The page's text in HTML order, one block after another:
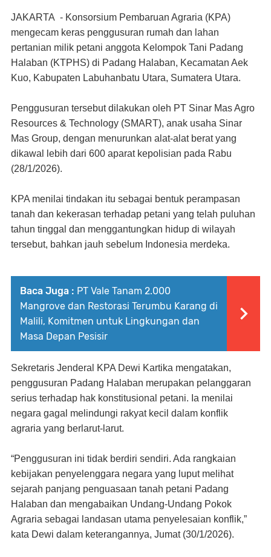
JAKARTA - Konsorsium Pembaruan Agraria (KPA)
mengecam keras penggusuran rumah dan lahan
pertanian milik petani anggota Kelompok Tani Padang
Halaban (KTPHS) di Padang Halaban, Kecamatan Aek
Kuo, Kabupaten Labuhanbatu Utara, Sumatera Utara.
Penggusuran tersebut dilakukan oleh PT Sinar Mas Agro
Resources & Technology (SMART), anak usaha Sinar
Mas Group, dengan menurunkan alat-alat berat yang
dikawal lebih dari 600 aparat kepolisian pada Rabu
(28/1/2026).
KPA menilai tindakan itu sebagai bentuk perampasan
tanah dan kekerasan terhadap petani yang telah puluhan
tahun tinggal dan menggantungkan hidup di wilayah
tersebut, bahkan jauh sebelum Indonesia merdeka.
Baca Juga : PT Vale Tanam 2.000
Mangrove dan Restorasi Terumbu Karang di
Malili, Komitmen untuk Lingkungan dan
Masa Depan Pesisir
Sekretaris Jenderal KPA Dewi Kartika mengatakan,
penggusuran Padang Halaban merupakan pelanggaran
serius terhadap hak konstitusional petani. Ia menilai
negara gagal melindungi rakyat kecil dalam konflik
agraria yang berlarut-larut.
“Penggusuran ini tidak berdiri sendiri. Ada rangkaian
kebijakan penyelenggara negara yang luput melihat
sejarah panjang penguasaan tanah petani Padang
Halaban dan mengabaikan Undang-Undang Pokok
Agraria sebagai landasan utama penyelesaian konflik,”
kata Dewi dalam keterangannya, Jumat (30/1/2026).